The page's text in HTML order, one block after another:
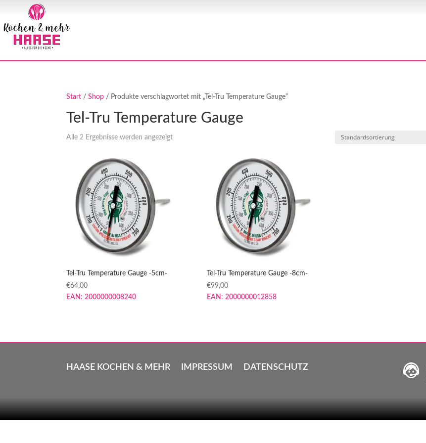
Start /Shop / Produkte verschlagwortet mit „Tel-Tru Temperature Gauge“
Tel-Tru Temperature Gauge
Alle 2 Ergebnisse werden angezeigt
Tel-Tru Temperature Gauge -5cm-
€64,00
EAN:2000000008240
Tel-Tru Temperature Gauge -8cm-
€99,00
EAN: 2000000012858
HAASE KOCHEN & MEHR IMPRESSUM DATENSCHUTZ